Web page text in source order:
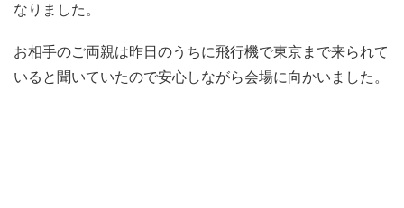
なりました。
お相手のご両親は昨日のうちに飛行機で東京まで来られて
いると聞いていたので安心しながら会場に向かいました。